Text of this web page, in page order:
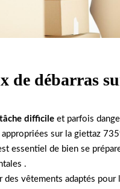
de débarras
difficile et parfois
sur la giettaz
essentiel de bien se
.
des vêtements adaptés pour